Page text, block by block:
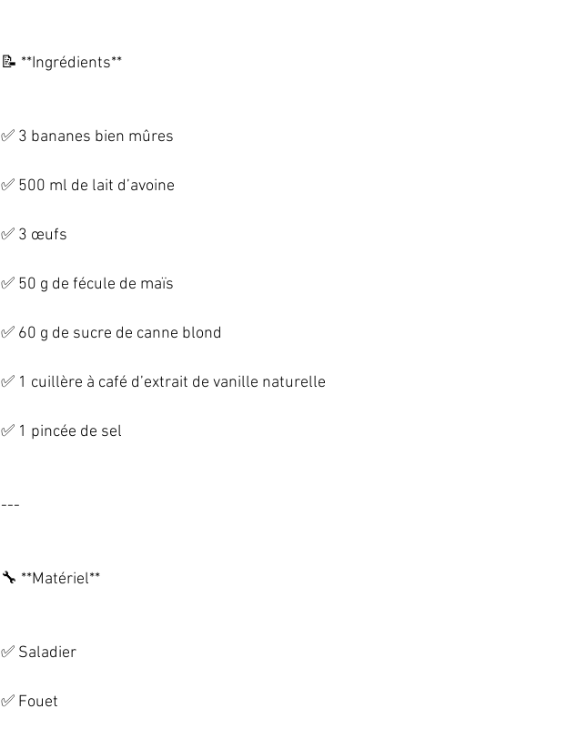
📝 **Ingrédients**
✅ 3 bananes bien mûres
✅ 500 ml de lait d’avoine
✅ 3 œufs
✅ 50 g de fécule de maïs
✅ 60 g de sucre de canne blond
✅ 1 cuillère à café d’extrait de vanille naturelle
✅ 1 pincée de sel
---
🔧 **Matériel**
✅ Saladier
✅ Fouet